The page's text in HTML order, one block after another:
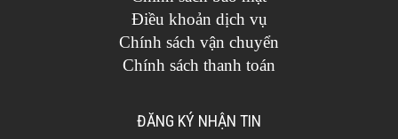
Điều khoản dịch vụ
Chính sách vận chuyển
Chính sách thanh toán
ĐĂNG KÝ NHẬN TIN